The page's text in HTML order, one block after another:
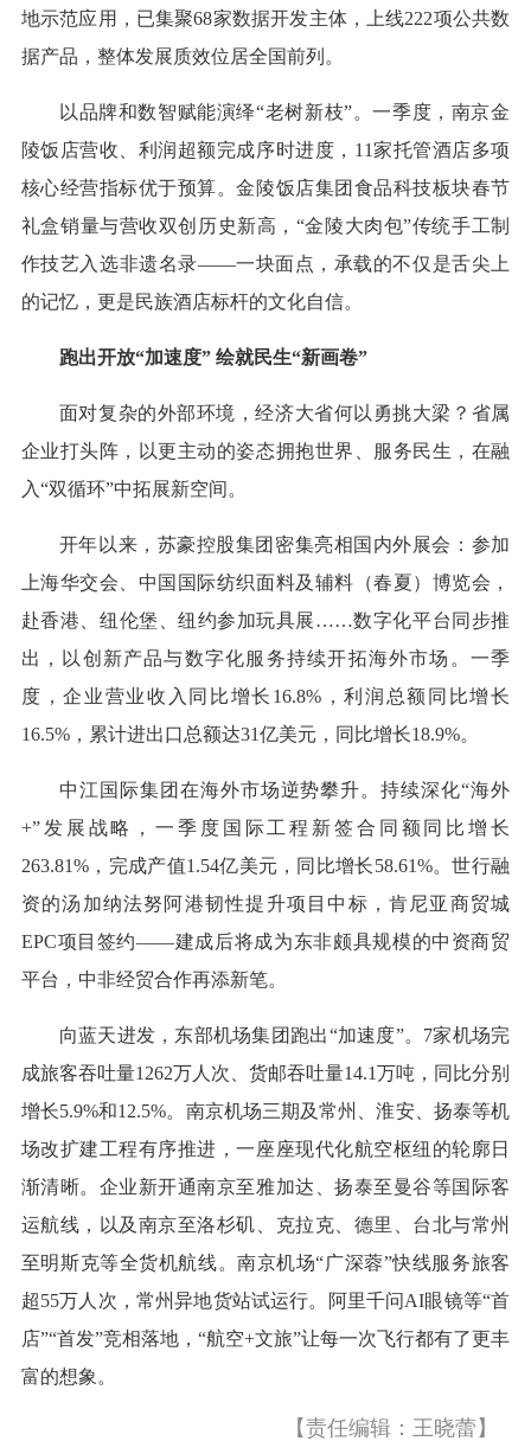
地示范应用，已集聚68家数据开发主体，上线222项公共数
据产品，整体发展质效位居全国前列。
以品牌和数智赋能演绎“老树新枝”。一季度，南京金
陵饭店营收、利润超额完成序时进度，11家托管酒店多项
核心经营指标优于预算。金陵饭店集团食品科技板块春节
礼盒销量与营收双创历史新高，“金陵大肉包”传统手工制
作技艺入选非遗名录——一块面点，承载的不仅是舌尖上
的记忆，更是民族酒店标杆的文化自信。
跑出开放“加速度” 绘就民生“新画卷”
面对复杂的外部环境，经济大省何以勇挑大梁？省属
企业打头阵，以更主动的姿态拥抱世界、服务民生，在融
入“双循环”中拓展新空间。
开年以来，苏豪控股集团密集亮相国内外展会：参加
上海华交会、中国国际纺织面料及辅料（春夏）博览会，
赴香港、纽伦堡、纽约参加玩具展……数字化平台同步推
出，以创新产品与数字化服务持续开拓海外市场。一季
度，企业营业收入同比增长16.8%，利润总额同比增长
16.5%，累计进出口总额达31亿美元，同比增长18.9%。
中江国际集团在海外市场逆势攀升。持续深化“海外
+”发展战略，一季度国际工程新签合同额同比增长
263.81%，完成产值1.54亿美元，同比增长58.61%。世行融
资的汤加纳法努阿港韧性提升项目中标，肯尼亚商贸城
EPC项目签约——建成后将成为东非颇具规模的中资商贸
平台，中非经贸合作再添新笔。
向蓝天进发，东部机场集团跑出“加速度”。7家机场完
成旅客吞吐量1262万人次、货邮吞吐量14.1万吨，同比分别
增长5.9%和12.5%。南京机场三期及常州、淮安、扬泰等机
场改扩建工程有序推进，一座座现代化航空枢纽的轮廓日
渐清晰。企业新开通南京至雅加达、扬泰至曼谷等国际客
运航线，以及南京至洛杉矶、克拉克、德里、台北与常州
至明斯克等全货机航线。南京机场“广深蓉”快线服务旅客
超55万人次，常州异地货站试运行。阿里千问AI眼镜等“首
店”“首发”竞相落地，“航空+文旅”让每一次飞行都有了更丰
富的想象。
【责任编辑：王晓蕾】